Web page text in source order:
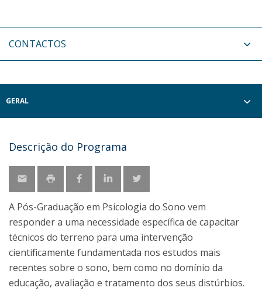
CONTACTOS
GERAL
Descrição do Programa
A Pós-Graduação em Psicologia do Sono vem
responder a uma necessidade específica de capacitar
técnicos do terreno para uma intervenção
cientificamente fundamentada nos estudos mais
recentes sobre o sono, bem como no domínio da
educação, avaliação e tratamento dos seus distúrbios.